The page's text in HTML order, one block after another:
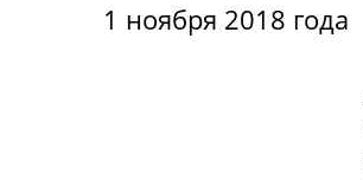
1 ноября 2018 года